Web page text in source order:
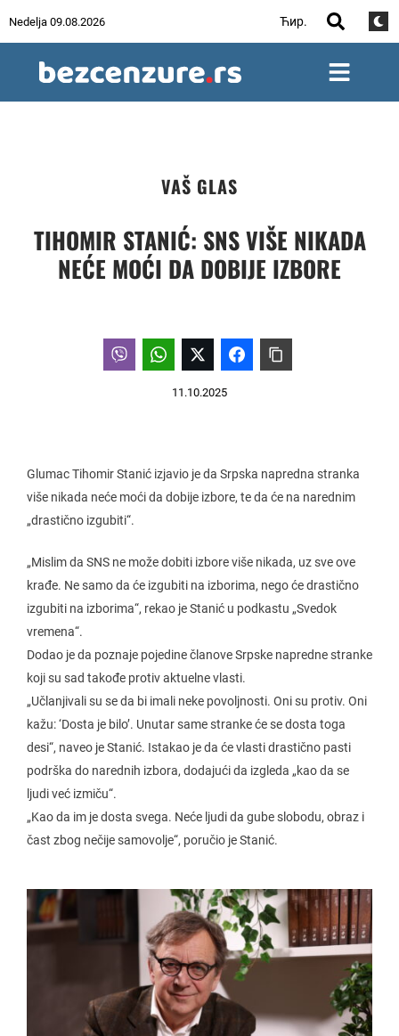
Nedelja 09.08.2026 Ћир.
VAŠ GLAS
TIHOMIR STANIĆ: SNS VIŠE NIKADA
NEĆE MOĆI DA DOBIJE IZBORE
11.10.2025
Glumac Tihomir Stanić izjavio je da Srpska napredna stranka
više nikada neće moći da dobije izbore, te da će na narednim
„drastično izgubiti“.
„Mislim da SNS ne može dobiti izbore više nikada, uz sve ove
krađe. Ne samo da će izgubiti na izborima, nego će drastično
izgubiti na izborima“, rekao je Stanić u podkastu „Svedok
vremena“.
Dodao je da poznaje pojedine članove Srpske napredne stranke
koji su sad takođe protiv aktuelne vlasti.
„Učlanjivali su se da bi imali neke povoljnosti. Oni su protiv. Oni
kažu: ‘Dosta je bilo’. Unutar same stranke će se dosta toga
desi“, naveo je Stanić. Istakao je da će vlasti drastično pasti
podrška do narednih izbora, dodajući da izgleda „kao da se
ljudi već izmiču“.
„Kao da im je dosta svega. Neće ljudi da gube slobodu, obraz i
čast zbog nečije samovolje“, poručio je Stanić.